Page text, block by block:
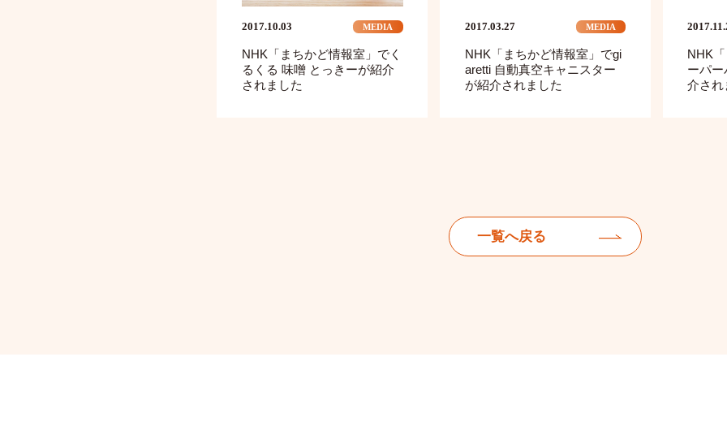
2017.10.03 MEDIA
NHK「まちかど情報室」でく
るくる 味噌 とっきーが紹介
されました
2017.03.27 MEDIA
NHK「まちかど情報室」でgi
aretti 自動真空キャニスター
が紹介されました
NHK
ーパー
介され
一覧へ戻る